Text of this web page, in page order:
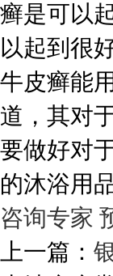
癣是可以
以起到很
牛皮癣能
道，其对
要做好对
的沐浴用
咨询专家
上一篇：